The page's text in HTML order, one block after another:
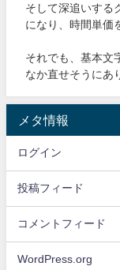
そして深追いする
になり、時間単価
それでも、基本文
なか直せそうにあ
メタ情報
ログイン
投稿フィード
コメントフィード
WordPress.org